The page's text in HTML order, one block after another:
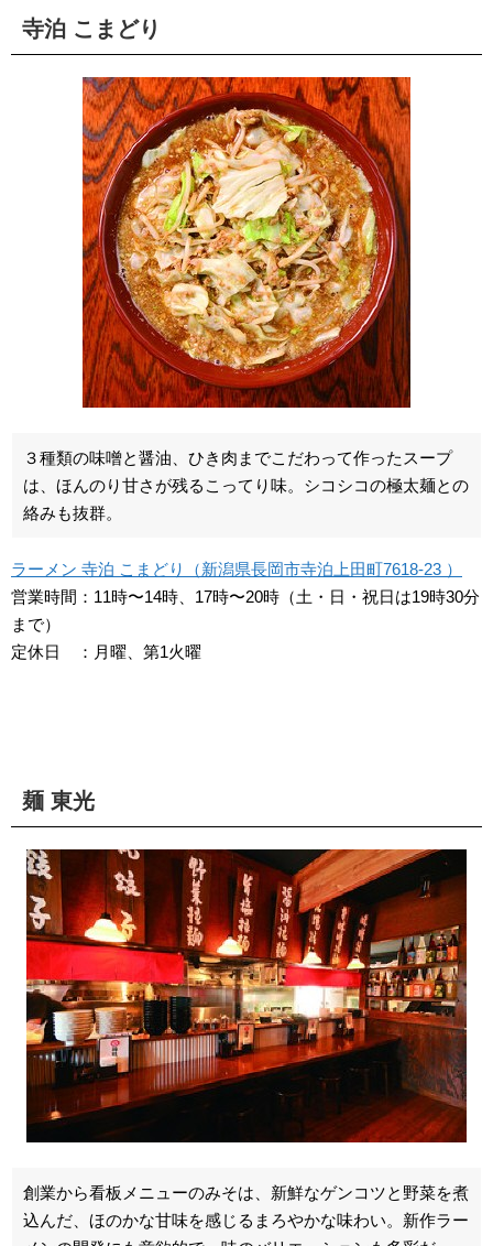
寺泊 こまどり
３種類の味噌と醤油、ひき肉までこだわって作ったスープ
は、ほんのり甘さが残るこってり味。シコシコの極太麺との
絡みも抜群。
ラーメン 寺泊 こまどり（新潟県長岡市寺泊上田町7618-23 ）
営業時間：11時〜14時、17時〜20時（土・日・祝日は19時30分
まで）
定休日 ：月曜、第1火曜
麺 東光
創業から看板メニューのみそは、新鮮なゲンコツと野菜を煮
込んだ、ほのかな甘味を感じるまろやかな味わい。新作ラー